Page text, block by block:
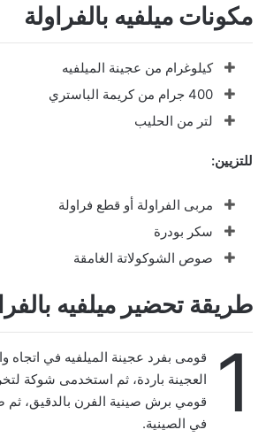
مكونات ميلفيه بالفراولة
كيلوغرام من عجينة الميلفيه
400 جرام من كريمة الباستري
لتر من الحليب
للتزيين:
مربى الفراولة أو قطع فراولة
سكر بودرة
صوص الشوكولاتة الغامقة
طريقة تحضير ميلفيه
1
قومى بفرد عجينة الميلفيه في اتجاه
العجينة باردة، ثم استخدمى شوكة
قومي برش صينية الفرن بالدقيق، ثم
في الصينية.